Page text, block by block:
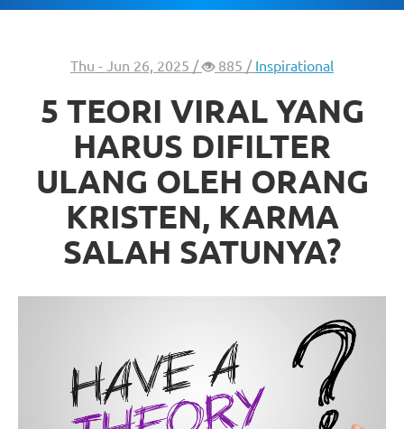
Thu - Jun 26, 2025 / 885 / Inspirational
5 TEORI VIRAL YANG
HARUS DIFILTER
ULANG OLEH ORANG
KRISTEN, KARMA
SALAH SATUNYA?